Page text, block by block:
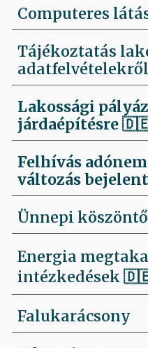
Computeres
Tájékoztatás
adatfelvételekről
Lakossági
járdaépítésre
Felhívás
változás
Ünnepi
Energia
intézkedések
Falukarácsony